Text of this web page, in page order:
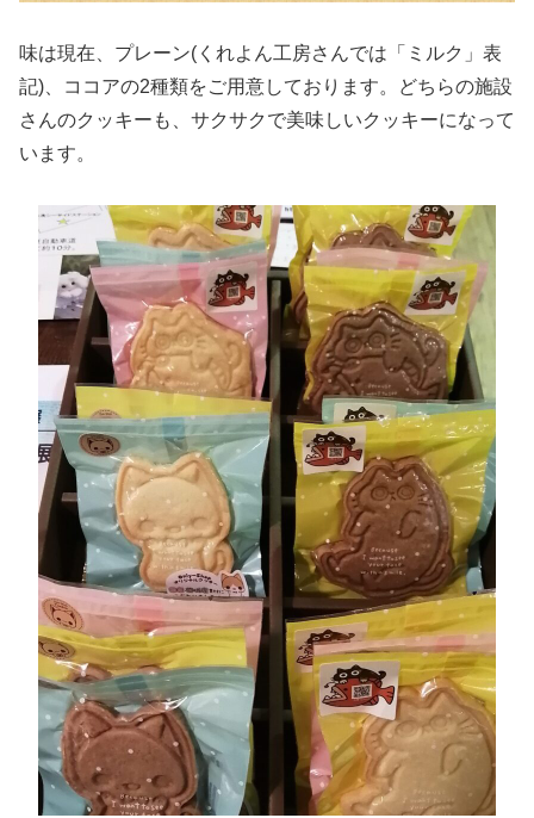
味は現在、プレーン(くれよん工房さんでは「ミルク」表
記)、ココアの2種類をご用意しております。どちらの施設
さんのクッキーも、サクサクで美味しいクッキーになって
います。